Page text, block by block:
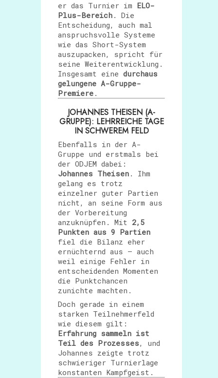
er das Turnier im ELO-
Plus-Bereich . Die
Entscheidung, auch mal
anspruchsvolle Systeme
wie das Short-System
auszupacken, spricht für
seine Weiterentwicklung.
Insgesamt eine durchaus
gelungene A-Gruppe-
Premiere .
JOHANNES THEISEN (A-
GRUPPE): LEHRREICHE TAGE
IN SCHWEREM FELD
Ebenfalls in der A-
Gruppe und erstmals bei
der ODJEM dabei:
Johannes Theisen . Ihm
gelang es trotz
einzelner guter Partien
nicht, an seine Form aus
der Vorbereitung
anzuknüpfen. Mit 2,5
Punkten aus 9 Partien
fiel die Bilanz eher
ernüchternd aus – auch
weil einige Fehler in
entscheidenden Momenten
die Punktchancen
zunichte machten.
Doch gerade in einem
starken Teilnehmerfeld
wie diesem gilt:
Erfahrung sammeln ist
Teil des Prozesses, und
Johannes zeigte trotz
schwieriger Turnierlage
konstanten Kampfgeist.